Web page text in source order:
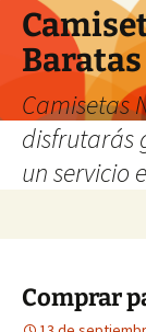
Camisetas
disfrutarás
un servicio
Comprar